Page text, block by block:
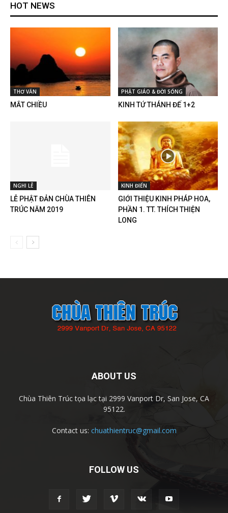
HOT NEWS
THƠ VĂN
MẮT CHIỀU
PHẬT GIÁO & ĐỜI SỐNG
KINH TỨ THÁNH ĐẾ 1+2
NGHI LỄ
LỄ PHẬT ĐẢN CHÙA THIÊN
TRÚC NĂM 2019
KINH ĐIỂN
GIỚI THIỆU KINH PHÁP HOA,
PHẦN 1. TT. THÍCH THIỆN
LONG
ABOUT US
Chùa Thiên Trúc tọa lạc tại 2999 Vanport Dr, San Jose, CA
95122.
Contact us: chuathientruc@gmail.com
FOLLOW US